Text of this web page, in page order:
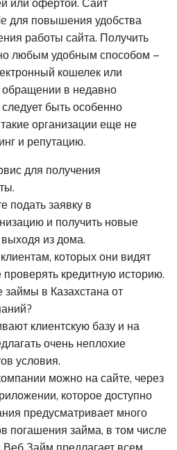
или офертой. Сайт
для повышения удобства
работы сайта. Получить
любым удобным способом –
кошелек или
в недавно
быть особенно
организации еще не
и репутацию.
для получения
подать заявку в
и получить новые
из дома.
которых они видят
кредитную историю.
займы в Казахстана от
клиентскую базу и на
очень неплохие
условия.
можно на сайте, через
которое доступно
предусматривает много
погашения займа, в том числе